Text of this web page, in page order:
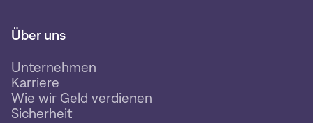
Über uns
Unternehmen
Karriere
Wie wir Geld verdienen
Sicherheit